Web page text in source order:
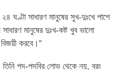
ঘণ্টা সাধারণ মানুষের সুখ-দুঃখে পাশে
মানুষের দুঃখ-কষ্ট খুব ভালো
করবে।”
তিনি পদ-পদবির লোভ থেকে নয়, বরং